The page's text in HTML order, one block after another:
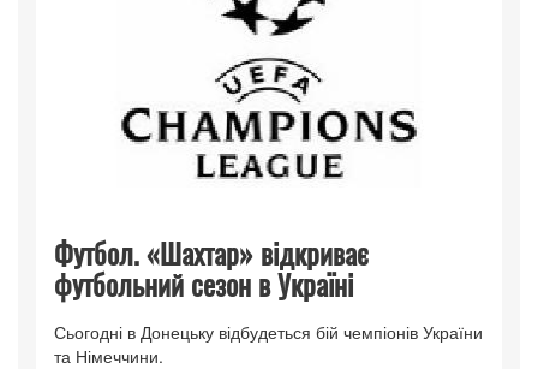
Футбол. «Шахтар» відкриває
футбольний сезон в Україні
Сьогодні в Донецьку відбудеться бій чемпіонів України
та Німеччини.